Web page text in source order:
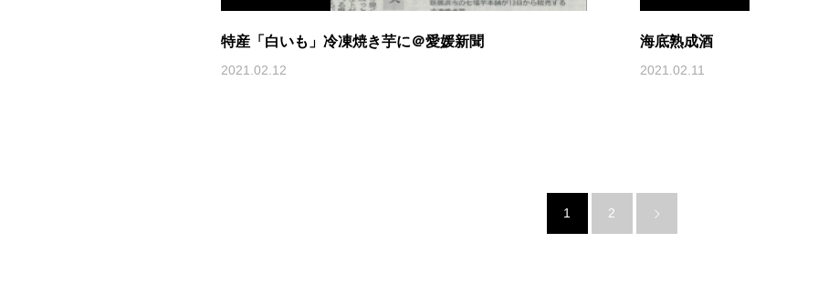
特産「白いも」冷凍焼き芋に＠愛媛新聞
2021.02.12
海底熟成酒
2021.02.11
1 2